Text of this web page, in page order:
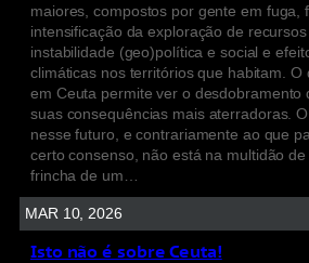
maiores, compostos por gente em fuga,
intensificação da exploração de recursos
instabilidade (geo)política e social e
climáticas nos territórios que habitam. O
em Ceuta permite ver o desdobramento
suas consequências mais aterradoras.
nesse futuro, e contrariamente ao que
certo consenso, não está na multidão
frincha de um…
MAR 10, 2026
Isto não é sobre Ceuta!